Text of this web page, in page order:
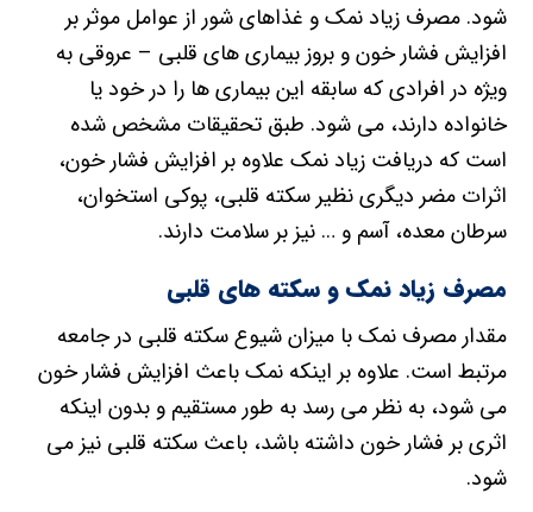
شود. مصرف زیاد نمک و غذاهای شور از عوامل موثر بر
افزایش فشار خون و بروز بیماری های قلبی – عروقی به
ویژه در افرادی که سابقه این بیماری ها را در خود یا
خانواده دارند، می شود. طبق تحقیقات مشخص شده
است که دریافت زیاد نمک علاوه بر افزایش فشار خون،
اثرات مضر دیگری نظیر سکته قلبی، پوکی استخوان،
سرطان معده، آسم و … نیز بر سلامت دارند.
مصرف زیاد نمک و سکته های قلبی
مقدار مصرف نمک با میزان شیوع سکته قلبی در جامعه
مرتبط است. علاوه بر اینکه نمک باعث افزایش فشار خون
می شود، به نظر می رسد به طور مستقیم و بدون اینکه
اثری بر فشار خون داشته باشد، باعث سکته قلبی نیز می
شود.